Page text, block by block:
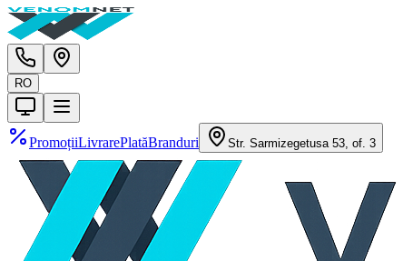
RO
PromoțiiLivrarePlatăBranduri Str. Sarmizegetusa 53, of. 3